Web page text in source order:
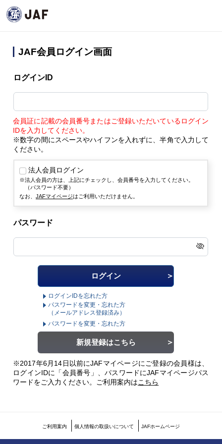
JAF会員ログイン画面
ログインID
会員証に記載の会員番号またはご登録いただいているログイン
IDを入力してください。
※数字の間にスペースやハイフンを入れずに、半角で入力して
ください。
法人会員ログイン
法人会員の方は、上記にチェックし、会員番号を入力してください。
（パスワード不要）
なお、JAFマイページはご利用いただけません。
パスワード
ログインIDを忘れた方
パスワードを変更・忘れた方
（メールアドレス登録済み）
パスワードを変更・忘れた方
新規登録はこちら
※2017年6月14日以前にJAFマイページにご登録の会員様は、
ログインIDに「会員番号」、パスワードにJAFマイページパス
ワードをご入力ください。 ご利用案内はこちら
ご利用案内 個人情報の取扱いについて JAFホームページ